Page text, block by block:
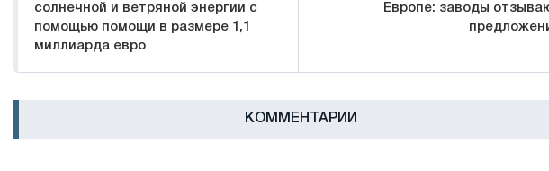
солнечной и ветряной энергии с
помощью помощи в размере 1,1
миллиарда евро
Европе: заводы
КОММЕНТАРИИ